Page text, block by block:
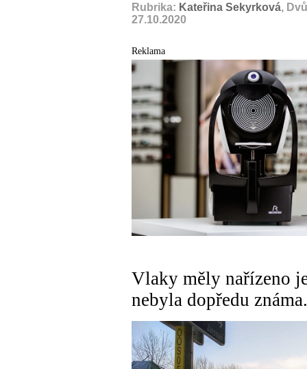
Rubrika: Kateřina Sekyrková,
27.10.2020
Reklama
Vlaky měly nařízeno
nebyla dopředu